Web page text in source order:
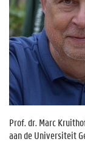
Prof. dr. Marc
aan de Universiteit